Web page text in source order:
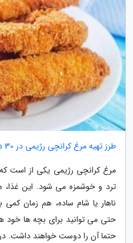
طرز تهیه مرغ کرانچی رژیمی در 30 دقیقه به چند روش
مرغ کرانچی رژیمی یکی از است که
ترد و خوشمزه می شود. این غذا،
ناهار یا شام ساده، هم زمان
حتی می توانید برای بچه ها
حتما آن را دوست خواهند داشت.